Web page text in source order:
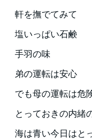
軒を撫でてみて
塩いっぱい石鹸
手羽の味
弟の運転は安心
でも母の運転は危
とっておきの内緒
海は青い今日はと